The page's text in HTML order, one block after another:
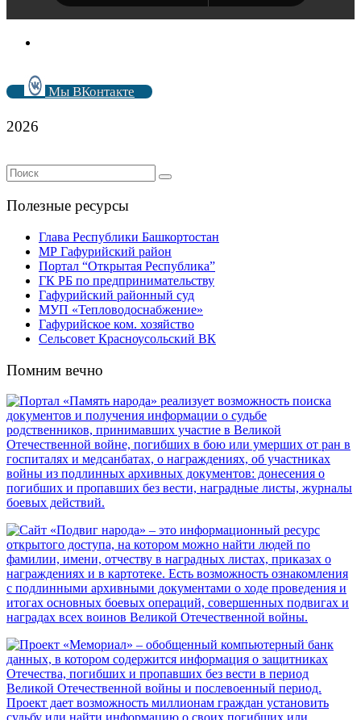
Мы ВКонтакте
2026
Полезные ресурсы
Глава Республики Башкортостан
МР Гафурийский район
Портал “Открытая Республика”
ГК РБ по предпринимательству
Гафурийский районный суд
МУП «Тепловодоснабжение»
Гафурийское ком. хозяйство
Сельсовет Красноусольский ВК
Помним вечно